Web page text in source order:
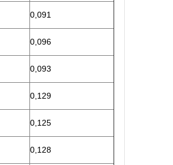
0,091
0,096
0,093
0,129
0,125
0,128